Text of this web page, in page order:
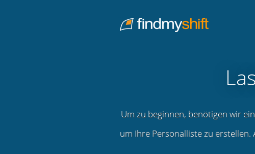
Home
Um zu beginnen, benötigen wir
um Ihre Personalliste zu erstellen.